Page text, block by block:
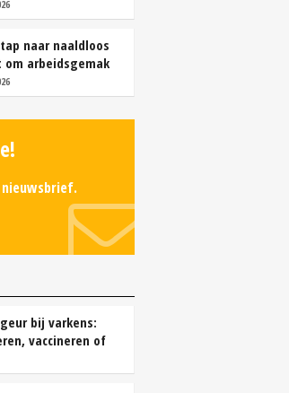
sterker'
naar naaldloos
om arbeidsgemak
bij varkens:
vaccineren of